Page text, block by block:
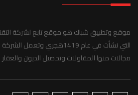
موقع وتطبيق شباك هو موقع تابع لشركة
التي نشأت في عام 1419هجري
مجالات منها المقاولات وتحصيل الديون